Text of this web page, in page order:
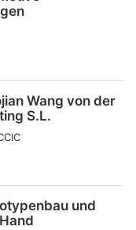
Wang von der
S.L.
und